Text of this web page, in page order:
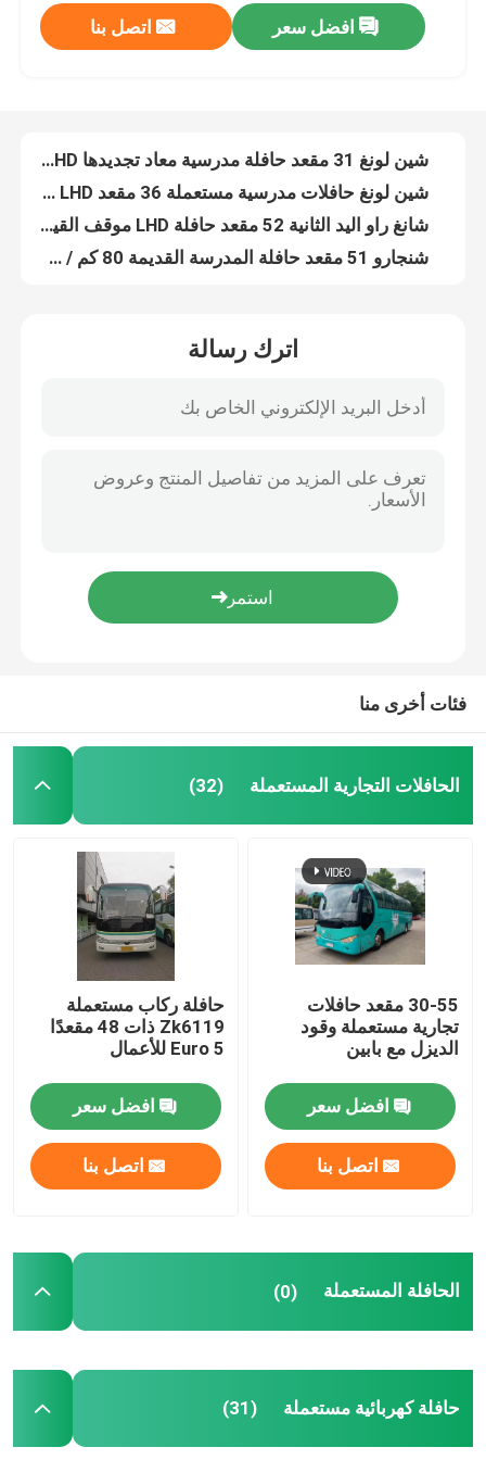
جولة في المعمل
رقابة جودة
حالات
اطلب اقتباس
الحافلة المستعملة
حافلة سياحية مستعملة
حافلة المدينة المستعملة
حافلة فاخرة مستعملة
حافلات يوتونغ المستعملة
تويوتا باص مستعمل
الشاحنات المتوسطة المستخدمة
الحافلات المدرسية المستعملة
تستخدم الحافلة السياحية
افضل سعر اتصل بنا
شين لونغ 31 مقعد حافلة مدرسية معاد تجديدها LHD حافلة مدرسية مستعملة للبيع
الحافلة الملكية الطويلة ذات المقاعد 32 حافلة مدرسية مستعملة الحافلة الصفراء نوع الوقود الديزل
هايج 49 مقعد حافلة عربية مستعملة ديزل يورو 4 حافلات مستعملة ذات القيادة اليسرى
الحافلة السياحية المستخدمة للديزل 37 مقعد 2 باب LHD Euro 4 مع ناقل نقل يدوي
الحافلة المستخدمة من طراز "الجرثوم الذهبي" 53 مقعداً
اترك رسالة
فئات أخرى منا
الحافلات التجارية المستعملة (32)
30-55 مقعد حافلات
تجارية مستعملة وقود
الديزل مع بابين
افضل سعر
اتصل بنا
حافلة ركاب مستعملة
Zk6119 ذات 48 مقعدًا
Euro 5 للأعمال
افضل سعر
اتصل بنا
الحافلة المستعملة (0)
حافلة كهربائية مستعملة (31)